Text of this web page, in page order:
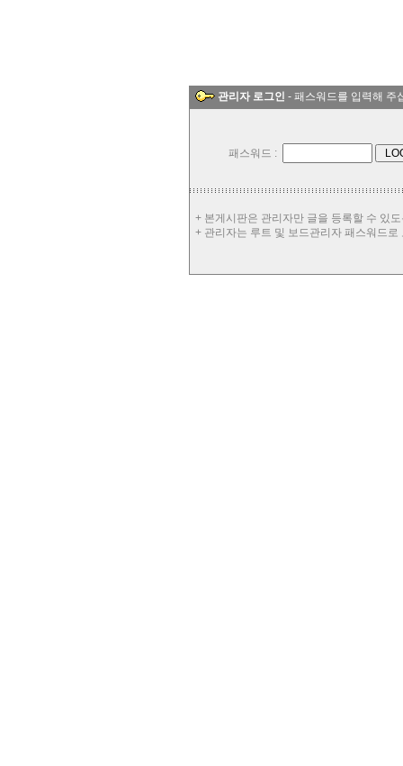
관리자 로그인 - 패스워드를 입력해 주
패스워드 :
+ 본게시판은 관리자만 글을 등록할 수 있
+ 관리자는 루트 및 보드관리자 패스워드로